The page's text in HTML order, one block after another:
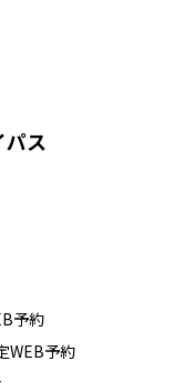
パス
予約
WEB予約